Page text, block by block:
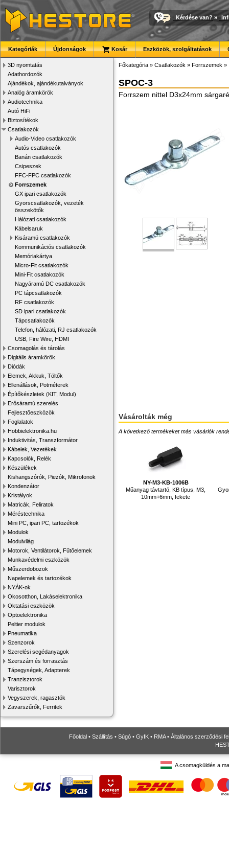
Kérdése van? »
Kategóriák Újdonságok Kosár Eszközök, szolgáltatások
3D nyomtatás
Adathordozók
Ajándékok, ajándékutalványok
Analóg áramkörök
Audiotechnika
Autó HiFi
Biztosítékok
Csatlakozók
Audio-Video csatlakozók
Autós csatlakozók
Banán csatlakozók
Csipeszek
FFC-FPC csatlakozók
Forrszemek
GX ipari csatlakozók
Gyorscsatlakozók, vezeték
összekötők
Hálózati csatlakozók
Kábelsaruk
Kisáramú csatlakozók
Kommunikációs csatlakozók
Memóriakártya
Micro-Fit csatlakozók
Mini-Fit csatlakozók
Nagyáramú DC csatlakozók
PC tápcsatlakozók
RF csatlakozók
SD ipari csatlakozók
Tápcsatlakozók
Telefon, hálózati, RJ csatlakozók
USB, Fire Wire, HDMI
Csomagolás és tárolás
Digitális áramkörök
Diódák
Elemek, Akkuk, Töltők
Ellenállások, Potméterek
Építőkészletek (KIT, Modul)
Erősáramú szerelés
Fejlesztőeszközök
Foglalatok
Hobbielektronika.hu
Induktivitás, Transzformátor
Kábelek, Vezetékek
Kapcsolók, Relék
Készülékek
Kishangszórók, Piezók, Mikrofonok
Kondenzátor
Kristályok
Matricák, Feliratok
Méréstechnika
Mini PC, ipari PC, tartozékok
Modulok
Modulvilág
Motorok, Ventilátorok, Fűtőelemek
Munkavédelmi eszközök
Műszerdobozok
Napelemek és tartozékok
NYÁK-ok
Okosotthon, Lakáselektronika
Oktatási eszközök
Optoelektronika
Peltier modulok
Pneumatika
Szenzorok
Szerelési segédanyagok
Szerszám és forrasztás
Tápegységek, Adapterek
Tranzisztorok
Varisztorok
Vegyszerek, ragasztók
Zavarszűrők, Ferritek
Főkategória » Csatlakozók » Forrszemek »
SPOC-3
Forrszem nittel D3x24mm
Vásárolták még
A következő termékeket más vásárlók
NY-M3-KB-1006B
Műanyag távtartó, KB típus, M3,
10mm+6mm, fekete
Főoldal • Szállítás • Súgó • GyIK • RMA• Általános szerződési
A csomagküldés a